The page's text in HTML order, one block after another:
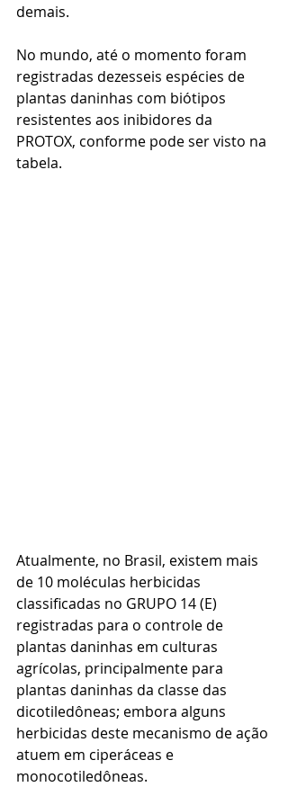
demais.
No mundo, até o momento foram
registradas dezesseis espécies de
plantas daninhas com biótipos
resistentes aos inibidores da
PROTOX, conforme pode ser visto na
tabela.
Atualmente, no Brasil, existem mais
de 10 moléculas herbicidas
classificadas no GRUPO 14 (E)
registradas para o controle de
plantas daninhas em culturas
agrícolas, principalmente para
plantas daninhas da classe das
dicotiledôneas; embora alguns
herbicidas deste mecanismo de ação
atuem em ciperáceas e
monocotiledôneas.